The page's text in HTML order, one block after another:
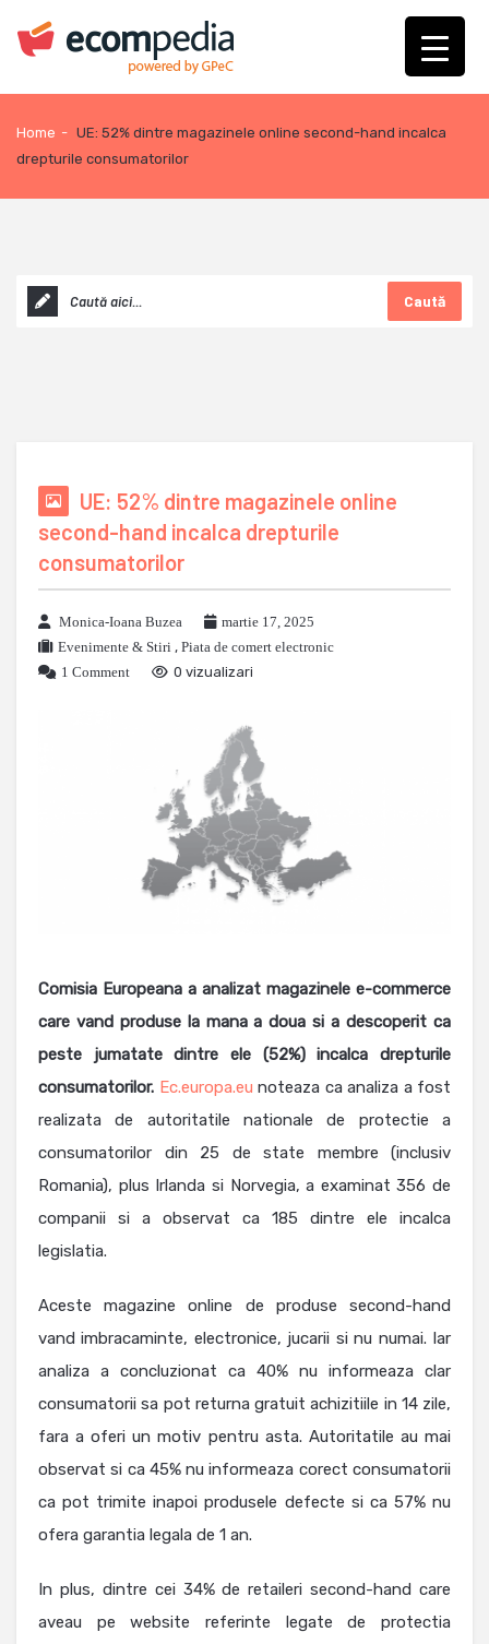
Home - UE: 52% dintre magazinele online second-hand incalca
drepturile consumatorilor
Caută
UE: 52% dintre magazinele online
second-hand incalca drepturile
consumatorilor
Monica-Ioana Buzea
martie 17, 2025
Evenimente & Stiri , Piata de comert electronic
1 Comment
0 vizualizari
Comisia Europeana a analizat magazinele e-commerce
care vand produse la mana a doua si a descoperit ca
peste jumatate dintre ele (52%) incalca drepturile
consumatorilor. Ec.europa.eu noteaza ca analiza a fost
realizata de autoritatile nationale de protectie a
consumatorilor din 25 de state membre (inclusiv
Romania), plus Irlanda si Norvegia, a examinat 356 de
companii si a observat ca 185 dintre ele incalca
legislatia.
Aceste magazine online de produse second-hand
vand imbracaminte, electronice, jucarii si nu numai. Iar
analiza a concluzionat ca 40% nu informeaza clar
consumatorii sa pot returna gratuit achizitiile in 14 zile,
fara a oferi un motiv pentru asta. Autoritatile au mai
observat si ca 45% nu informeaza corect consumatorii
ca pot trimite inapoi produsele defecte si ca 57% nu
ofera garantia legala de 1 an.
In plus, dintre cei 34% de retaileri second-hand care
aveau pe website referinte legate de protectia